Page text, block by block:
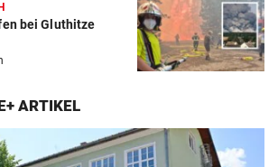
bei Gluthitze
ARTIKEL